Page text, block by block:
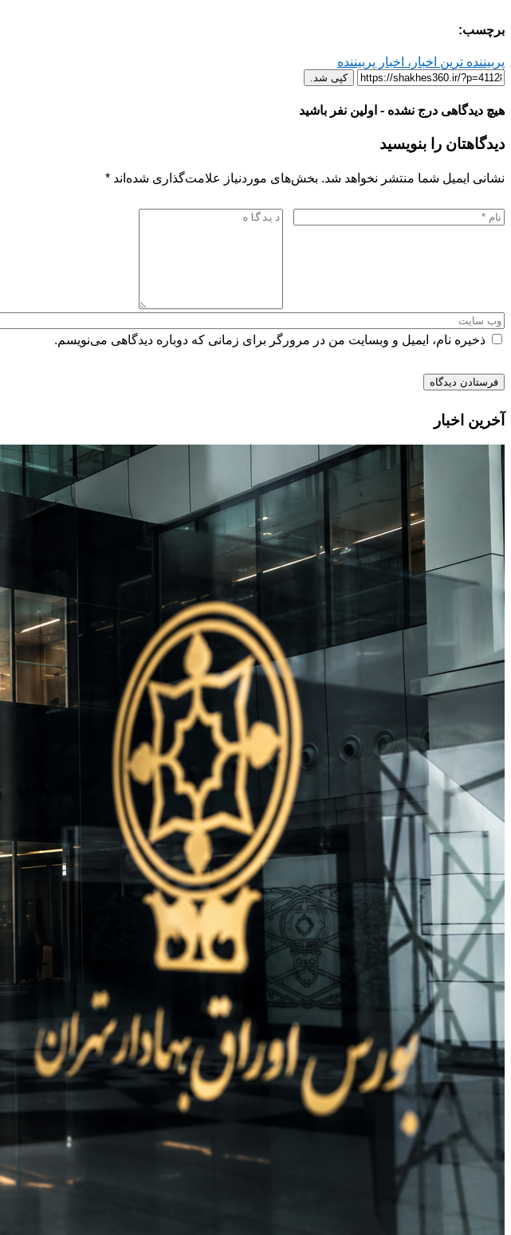
برچسب:
پربیننده ترین اخبار، اخبار پربیننده
کپی شد.
هیچ دیدگاهی درج نشده - اولین نفر باشید
دیدگاهتان را بنویسید
نشانی ایمیل شما منتشر نخواهد شد. بخش‌های موردنیاز علامت‌گذاری شده‌اند *
ذخیره نام، ایمیل و وبسایت من در مرورگر برای زمانی که دوباره دیدگاهی می‌نویسم.
آخرین اخبار